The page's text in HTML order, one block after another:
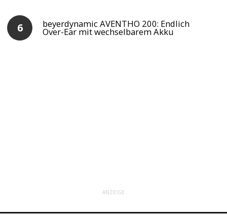
beyerdynamic AVENTHO 200: Endlich
Over-Ear mit wechselbarem Akku
ANZEIGE